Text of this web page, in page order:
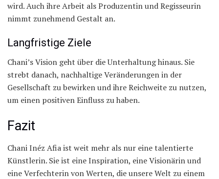
wird. Auch ihre Arbeit als Produzentin und Regisseurin
nimmt zunehmend Gestalt an.
Langfristige Ziele
Chani’s Vision geht über die Unterhaltung hinaus. Sie
strebt danach, nachhaltige Veränderungen in der
Gesellschaft zu bewirken und ihre Reichweite zu nutzen,
um einen positiven Einfluss zu haben.
Fazit
Chani Inéz Afia ist weit mehr als nur eine talentierte
Künstlerin. Sie ist eine Inspiration, eine Visionärin und
eine Verfechterin von Werten, die unsere Welt zu einem